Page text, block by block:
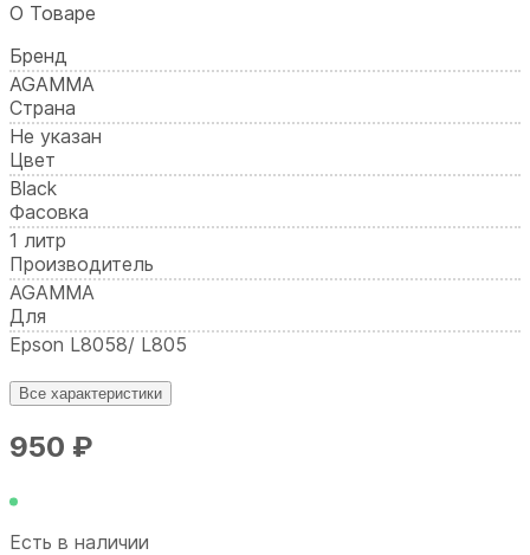
О Товаре
Бренд
AGAMMA
Страна
Не указан
Цвет
Black
Фасовка
1 литр
Производитель
AGAMMA
Для
Epson L8058/ L805
Все характеристики
950 ₽
Есть в наличии